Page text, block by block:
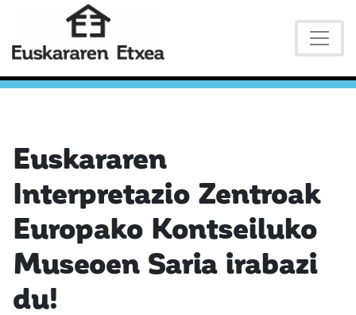
Euskararen
Interpretazio Zentroak
Europako Kontseiluko
Museoen Saria irabazi
du!